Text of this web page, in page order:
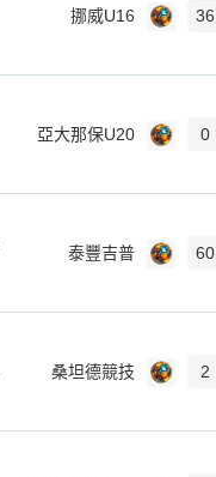
挪威U16 36
亞大那保U20 0
泰豐吉普 60
桑坦德競技 2